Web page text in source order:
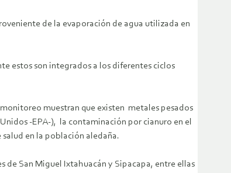
de la evaporación de agua utilizada en
estos son integrados a los diferentes ciclos
muestran que existen metales pesados
-EPA-), la contaminación por cianuro en el
en la población aledaña.
de San Miguel Ixtahuacán y Sipacapa, entre ellas